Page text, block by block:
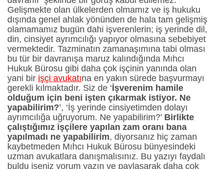
Gelişmekte olan ülkelerden olmamız ve iş hukuku
dışında genel ahlak yönünden de hala tam gelişmiş
olamamamız bugün dahi işverenlerin; iş yerinde dil,
din, cinsiyet ayrımcılığı yapıyor olmasına sebebiyet
vermektedir. Tazminatın zamanaşımına tabi olması
bu tür bir davranışa maruz kalındığında Mıhcı
Hukuk Bürosu gibi daha çok işçinin yanında olan
yani bir işçi avukatına en yakın sürede başvurmayı
gerekli kılmaktadır. Siz de ‘İşverenim hamile
olduğum için beni işten çıkarmak istiyor. Ne
yapabilirim?’, ‘İş yerinde cinsiyetimden dolayı
ayrımcılığa uğruyorum. Ne yapabilirim?’ Birlikte
çalıştığımız işçilere yapılan zam oranı bana
yapılmadı ne yapabilirim, diyorsanız hiç zaman
kaybetmeden Mıhcı Hukuk Bürosu bünyesindeki
uzman avukatlara danışmalısınız. Bu yazıyı faydalı
buldu iseniz yorum yazın ve paylaşarak daha çok